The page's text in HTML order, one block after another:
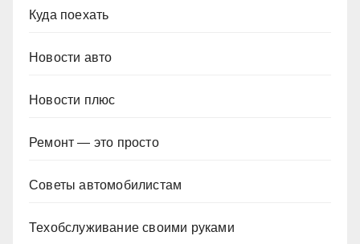
Куда поехать
Новости авто
Новости плюс
Ремонт — это просто
Советы автомобилистам
Техобслуживание своими руками